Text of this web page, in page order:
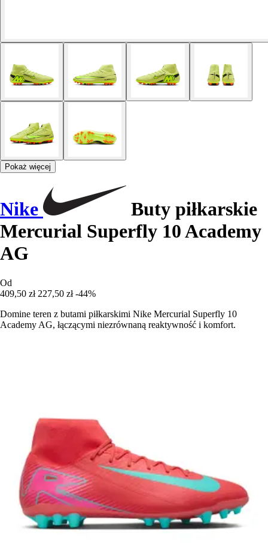
Pokaż więcej
Nike
Buty piłkarskie
Mercurial Superfly 10 Academy
AG
Od
409,50 zł 227,50 zł -44%
Domine teren z butami piłkarskimi Nike Mercurial Superfly 10
Academy AG, łączącymi niezrównaną reaktywność i komfort.